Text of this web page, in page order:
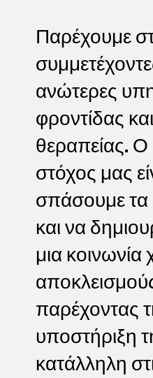
Παρέχουμε
ανώτερες
φροντίδας και
θεραπείας.
στόχος μας
σπάσουμε τα
και να
μια κοινωνία
παρέχοντας
υποστήριξη
κατάλληλη